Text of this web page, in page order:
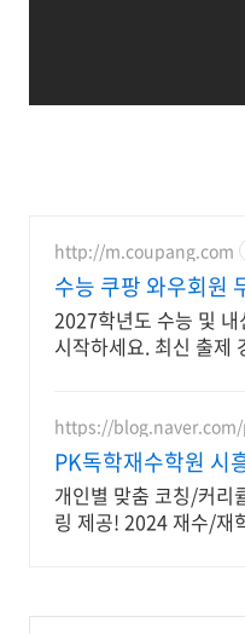
http://m.coupang.com
수능 쿠팡 와우회원
2027학년도 수능 및
시작하세요. 최신 출제
https://
PK독학재수학원 시
개인별 맞춤 코칭/커리
링 제공! 2024 재수/재